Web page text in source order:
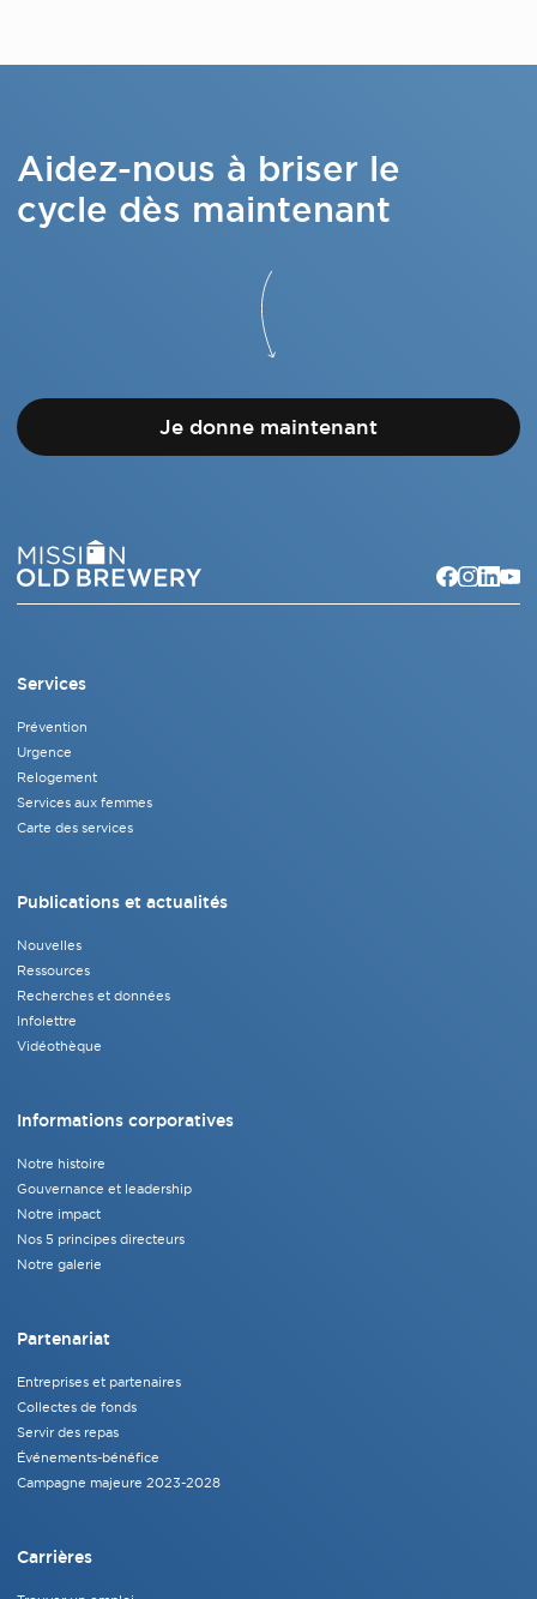
Aidez-nous à briser le
cycle dès maintenant
Je donne maintenant
Services
Prévention
Urgence
Relogement
Services aux femmes
Carte des services
Publications et actualités
Nouvelles
Ressources
Recherches et données
Infolettre
Vidéothèque
Informations corporatives
Notre histoire
Gouvernance et leadership
Notre impact
Nos 5 principes directeurs
Notre galerie
Partenariat
Entreprises et partenaires
Collectes de fonds
Servir des repas
Événements-bénéfice
Campagne majeure 2023-2028
Carrières